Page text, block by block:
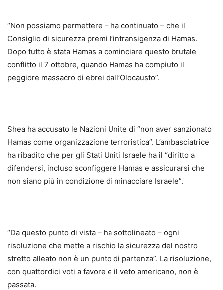
“Non possiamo permettere – ha continuato – che il
Consiglio di sicurezza premi l’intransigenza di Hamas.
Dopo tutto è stata Hamas a cominciare questo brutale
conflitto il 7 ottobre, quando Hamas ha compiuto il
peggiore massacro di ebrei dall’Olocausto”.
Shea ha accusato le Nazioni Unite di “non aver sanzionato
Hamas come organizzazione terroristica”. L’ambasciatrice
ha ribadito che per gli Stati Uniti Israele ha il “diritto a
difendersi, incluso sconfiggere Hamas e assicurarsi che
non siano più in condizione di minacciare Israele”.
“Da questo punto di vista – ha sottolineato – ogni
risoluzione che mette a rischio la sicurezza del nostro
stretto alleato non è un punto di partenza”. La risoluzione,
con quattordici voti a favore e il veto americano, non è
passata.